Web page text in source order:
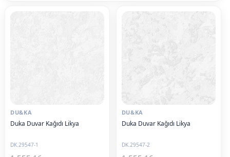
DU&KA
Duka Duvar Kağıdı Likya
DK.29547-1
DU&KA
Duka Duvar Kağıdı Likya
DK.29547-2